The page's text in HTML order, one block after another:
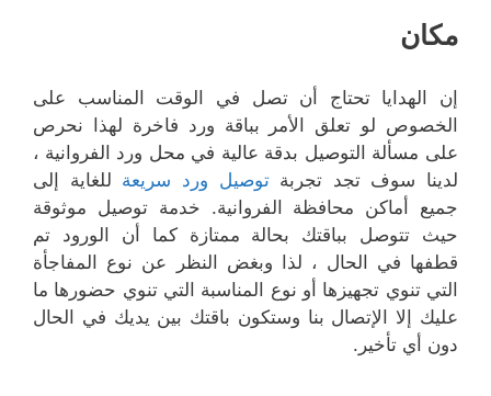
مكان
إن الهدايا تحتاج أن تصل في الوقت المناسب على
الخصوص لو تعلق الأمر بباقة ورد فاخرة لهذا نحرص
على مسألة التوصيل بدقة عالية في محل ورد الفروانية ،
لدينا سوف تجد تجربة توصيل ورد سريعة للغاية إلى
جميع أماكن محافظة الفروانية. خدمة توصيل موثوقة
حيث تتوصل بباقتك بحالة ممتازة كما أن الورود تم
قطفها في الحال ، لذا وبغض النظر عن نوع المفاجأة
التي تنوي تجهيزها أو نوع المناسبة التي تنوي حضورها ما
عليك إلا الإتصال بنا وستكون باقتك بين يديك في الحال
دون أي تأخير.